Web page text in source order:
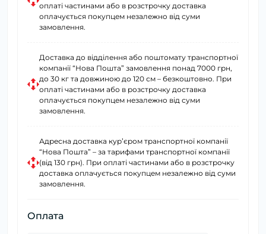
оплаті частинами або в розстрочку доставка
оплачується покупцем незалежно від суми
замовлення.
Доставка до відділення або поштомату транспортної
компанії “Нова Пошта” замовлення понад 7000 грн,
до 30 кг та довжиною до 120 см – безкоштовно. При
оплаті частинами або в розстрочку доставка
оплачується покупцем незалежно від суми
замовлення.
Адресна доставка курʼєром транспортної компанії
“Нова Пошта” – за тарифами транспортної компанії
(від 130 грн). При оплаті частинами або в розстрочку
доставка оплачується покупцем незалежно від суми
замовлення.
Оплата